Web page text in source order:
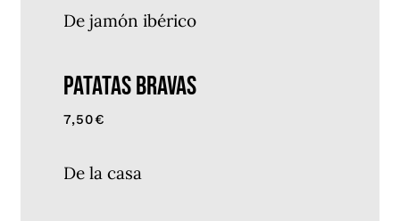
De jamón ibérico
PATATAS BRAVAS
7,50€
De la casa